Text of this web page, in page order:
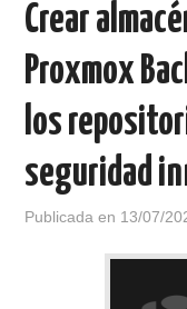
POLÍTICA DE
Crear
Proxmox
los
seguridad
Publicada en 13/07/